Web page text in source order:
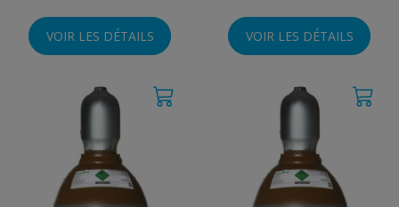
VOIR LES DÉTAILS VOIR LES DÉTAILS